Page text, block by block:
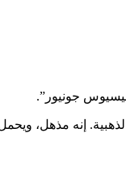
إنه مذهل، ويحمل